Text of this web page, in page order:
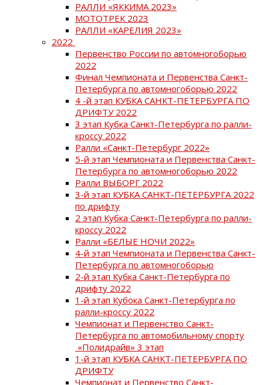
РАЛЛИ «ЯККИМА 2023»
МОТОТРЕК 2023
РАЛЛИ «КАРЕЛИЯ 2023»
2022
Первенство России по автомногоборью
2022
Финал Чемпионата и Первенства Санкт-
Петербурга по автомногоборью 2022
4 -й этап КУБКА САНКТ-ПЕТЕРБУРГА ПО
ДРИФТУ 2022
3 этап Кубка Санкт-Петербурга по ралли-
кроссу 2022
Ралли «Санкт-Петербург 2022»
5-й этап Чемпионата и Первенства Санкт-
Петербурга по автомногоборью 2022
Ралли ВЫБОРГ 2022
3-й этап КУБКА САНКТ-ПЕТЕРБУРГА 2022
по дрифту
2 этап Кубка Санкт-Петербурга по ралли-
кроссу 2022
Ралли «БЕЛЫЕ НОЧИ 2022»
4-й этап Чемпионата и Первенства Санкт-
Петербурга по автомногоборью
2-й этап Кубка Санкт-Петербурга по
дрифту 2022
1-й этап Кубока Санкт-Петербурга по
ралли-кроссу 2022
Чемпионат и Первенство Санкт-
Петербурга по автомобильному спорту
«Полидрайв» 3 этап
1-й этап КУБКА САНКТ-ПЕТЕРБУРГА ПО
ДРИФТУ
Чемпионат и Первенство Санкт-